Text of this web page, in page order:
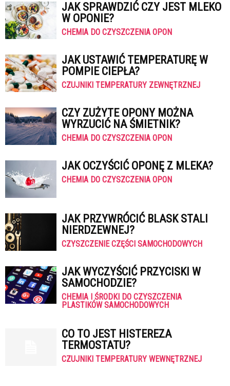
JAK SPRAWDZIĆ CZY JEST MLEKO
W OPONIE?
CHEMIA DO CZYSZCZENIA OPON
JAK USTAWIĆ TEMPERATURĘ W
POMPIE CIEPŁA?
CZUJNIKI TEMPERATURY ZEWNĘTRZNEJ
CZY ZUŻYTE OPONY MOŻNA
WYRZUCIĆ NA ŚMIETNIK?
CHEMIA DO CZYSZCZENIA OPON
JAK OCZYŚCIĆ OPONĘ Z MLEKA?
CHEMIA DO CZYSZCZENIA OPON
JAK PRZYWRÓCIĆ BLASK STALI
NIERDZEWNEJ?
CZYSZCZENIE CZĘŚCI SAMOCHODOWYCH
JAK WYCZYŚCIĆ PRZYCISKI W
SAMOCHODZIE?
CHEMIA I ŚRODKI DO CZYSZCZENIA
PLASTIKÓW SAMOCHODOWYCH
CO TO JEST HISTEREZA
TERMOSTATU?
CZUJNIKI TEMPERATURY WEWNĘTRZNEJ